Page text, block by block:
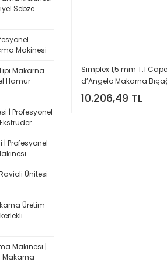
Sebze
Makinesi
Makarna
Hamur
| Profesyonel
| Profesyonel
Ünitesi
Üretim
Makinesi |
Makarna
Simplex 1,5 mm T.1
d’Angelo Makarna
Imperia Restoran Tipi
10.206,49 TL